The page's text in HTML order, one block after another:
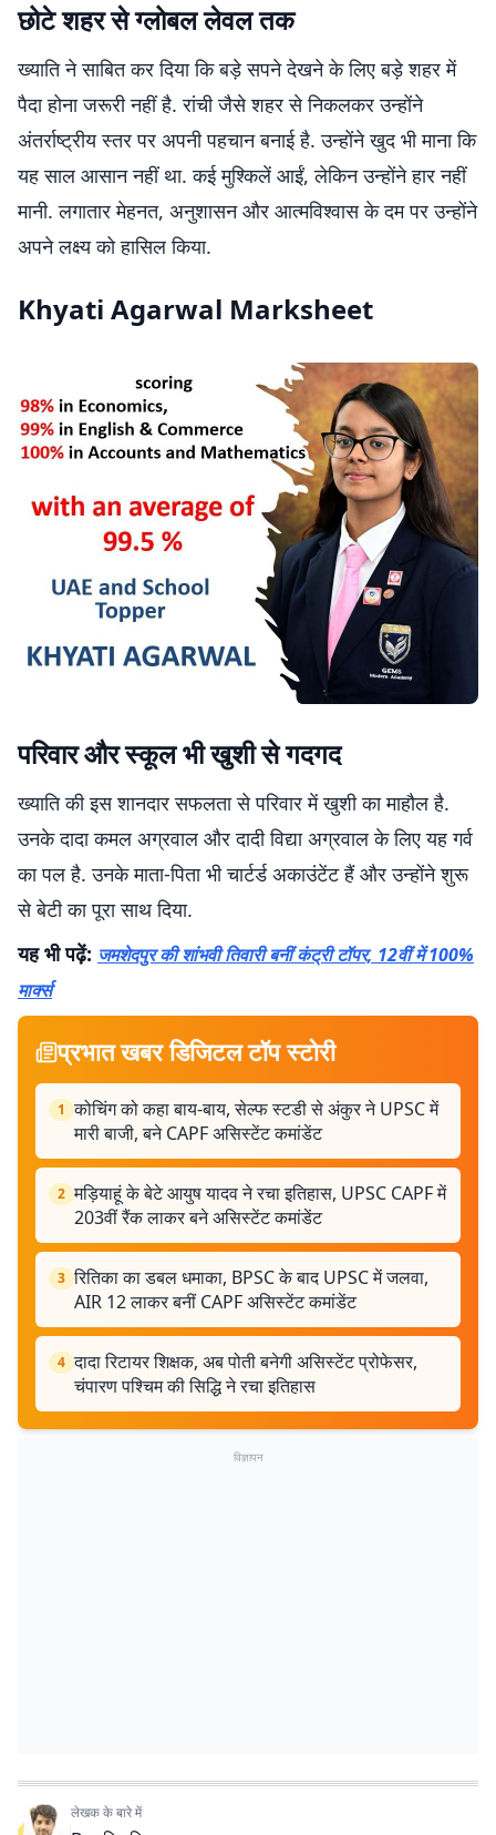
छोटे शहर से ग्लोबल लेवल तक
ख्याति ने साबित कर दिया कि बड़े सपने देखने के लिए बड़े शहर में
पैदा होना जरूरी नहीं है. रांची जैसे शहर से निकलकर उन्होंने
अंतर्राष्ट्रीय स्तर पर अपनी पहचान बनाई है. उन्होंने खुद भी माना कि
यह साल आसान नहीं था. कई मुश्किलें आईं, लेकिन उन्होंने हार नहीं
मानी. लगातार मेहनत, अनुशासन और आत्मविश्वास के दम पर उन्होंने
अपने लक्ष्य को हासिल किया.
Khyati Agarwal Marksheet
परिवार और स्कूल भी खुशी से गदगद
ख्याति की इस शानदार सफलता से परिवार में खुशी का माहौल है.
उनके दादा कमल अग्रवाल और दादी विद्या अग्रवाल के लिए यह गर्व
का पल है. उनके माता-पिता भी चार्टर्ड अकाउंटेंट हैं और उन्होंने शुरू
से बेटी का पूरा साथ दिया.
यह भी पढ़ें: जमशेदपुर की शांभवी तिवारी बनीं कंट्री टॉपर, 12वीं में 100%
मार्क्स
प्रभात खबर डिजिटल टॉप स्टोरी
1 कोचिंग को कहा बाय-बाय, सेल्फ स्टडी से अंकुर ने UPSC में
मारी बाजी, बने CAPF असिस्टेंट कमांडेंट
2 मड़ियाहूं के बेटे आयुष यादव ने रचा इतिहास, UPSC CAPF में
203वीं रैंक लाकर बने असिस्टेंट कमांडेंट
3 रितिका का डबल धमाका, BPSC के बाद UPSC में जलवा,
AIR 12 लाकर बनीं CAPF असिस्टेंट कमांडेंट
4 दादा रिटायर शिक्षक, अब पोती बनेगी असिस्टेंट प्रोफेसर,
चंपारण पश्चिम की सिद्धि ने रचा इतिहास
विज्ञापन
लेखक के बारे में